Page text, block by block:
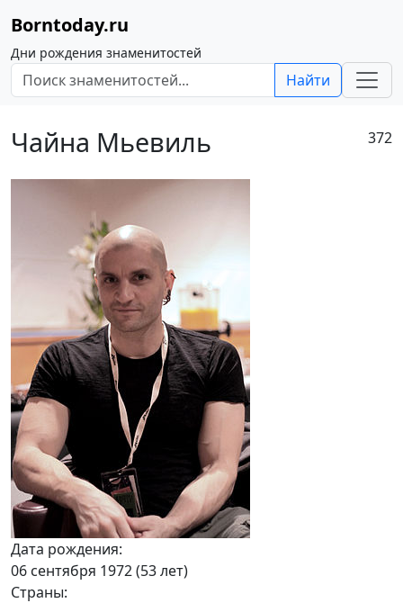
Borntoday.ru
Дни рождения знаменитостей
Найти
Чайна Мьевиль 372
Дата рождения:
06 сентября 1972 (53 лет)
Страны: